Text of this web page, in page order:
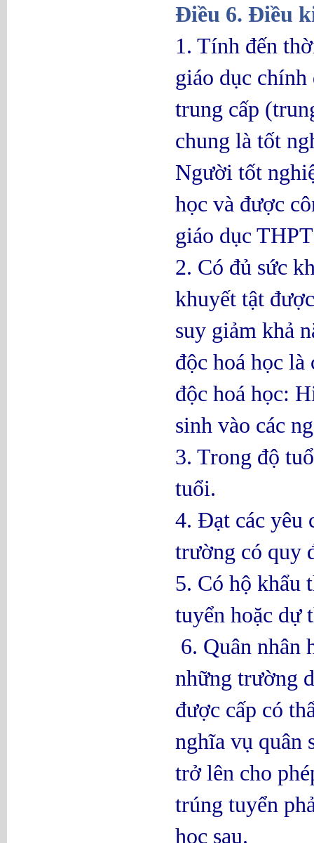
Điều 6. Điều
1. Tính đến
giáo dục
trung cấp
chung là tốt
Người tốt
học và được
giáo dục
2. Có đủ sức
khuyết tật
suy giảm khả
độc hoá học
độc hoá học:
sinh vào các
3. Trong độ
tuổi.
4. Đạt các yêu
trường có quy
5. Có hộ khẩu
tuyển hoặc dự
6. Quân nhân
những trường
được cấp có
nghĩa vụ quân
trở lên cho
trúng tuyển
học sau.